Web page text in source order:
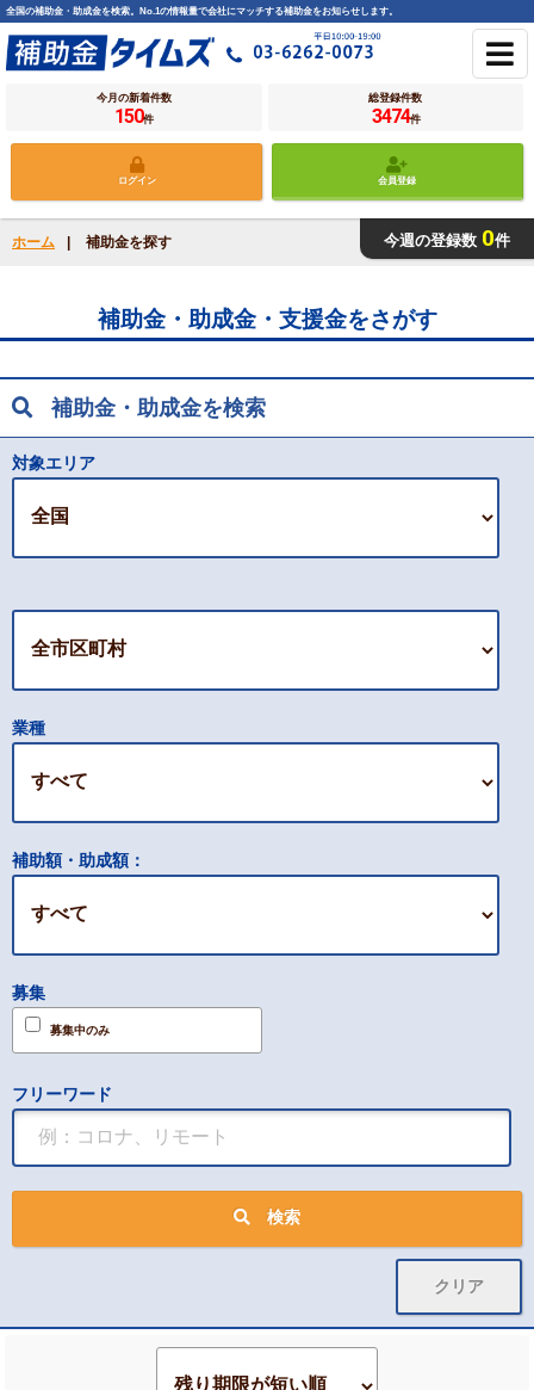
全国の補助金・助成金を検索。No.1の情報量で会社にマッチする補助金をお知らせします。
今月の新着件数
150件
総登録件数
3474件
ログイン 会員登録
今週の登録数 0件
ホーム | 補助金を探す
補助金・助成金・支援金をさがす
補助金・助成金を検索
対象エリア
業種
補助額・助成額：
募集
募集中のみ
フリーワード
検索